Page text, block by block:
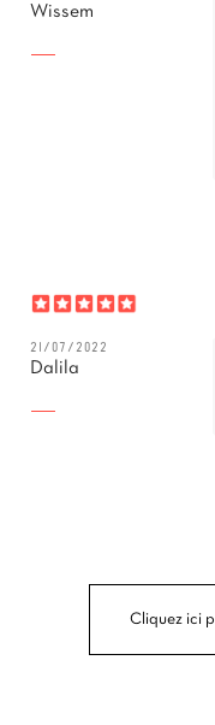
Cliquez ici
Wissem
21/07/2022
Dalila